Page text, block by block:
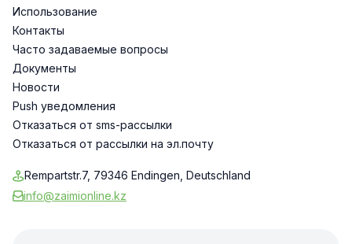
Использование
Контакты
Часто задаваемые вопросы
Документы
Новости
Push уведомления
Отказаться от sms-рассылки
Отказаться от рассылки на эл.почту
Rempartstr.7, 79346 Endingen, Deutschland
info@zaimionline.kz